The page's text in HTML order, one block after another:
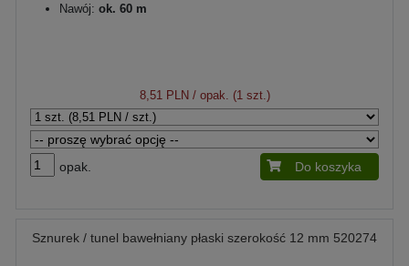
Nawój: ok. 60 m
8,51 PLN/ opak. (1 szt.)
opak. Do koszyka
Sznurek / tunel bawełniany płaski szerokość 12 mm 520274